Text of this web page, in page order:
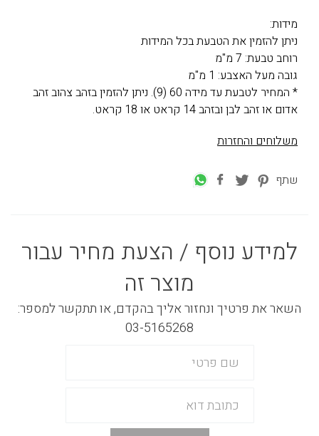
מידות:
ניתן להזמין את הטבעת בכל המידות
רוחב טבעת: 7 מ"מ
גובה מעל האצבע: 1 מ"מ
* המחיר לטבעת עד מידה 60 (9). ניתן להזמין בזהב צהוב זהב
אדום או זהב לבן ובזהב 14 קראט או 18 קראט.
משלוחים והחזרות
שתף
למידע נוסף / הצעת מחיר עבור
מוצר זה
השאר את פרטיך ונחזור אליך בהקדם, או תתקשר למספר:
03-5165268